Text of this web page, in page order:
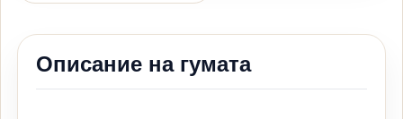
Описание на гумата